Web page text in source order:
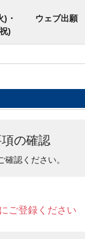
)・
)
ウェブ出願
の確認
確認ください。
ご登録ください